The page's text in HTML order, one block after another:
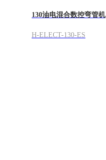
130油电混合数控弯管机
H-ELECT-130-ES